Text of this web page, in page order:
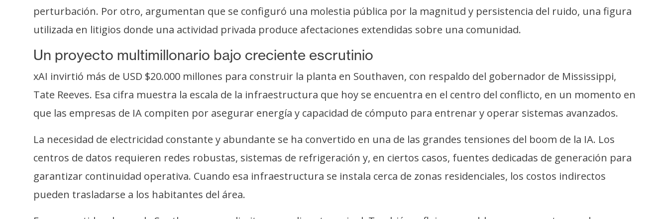
perturbación. Por otro, argumentan que se configuró una molestia pública por la magnitud y persistencia del ruido, una figura
utilizada en litigios donde una actividad privada produce afectaciones extendidas sobre una comunidad.
Un proyecto multimillonario bajo creciente escrutinio
xAI invirtió más de USD $20.000 millones para construir la planta en Southaven, con respaldo del gobernador de Mississippi,
Tate Reeves. Esa cifra muestra la escala de la infraestructura que hoy se encuentra en el centro del conflicto, en un momento en
que las empresas de IA compiten por asegurar energía y capacidad de cómputo para entrenar y operar sistemas avanzados.
La necesidad de electricidad constante y abundante se ha convertido en una de las grandes tensiones del boom de la IA. Los
centros de datos requieren redes robustas, sistemas de refrigeración y, en ciertos casos, fuentes dedicadas de generación para
garantizar continuidad operativa. Cuando esa infraestructura se instala cerca de zonas residenciales, los costos indirectos
pueden trasladarse a los habitantes del área.